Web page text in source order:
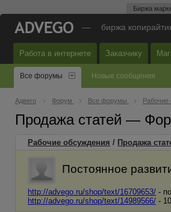
Биржа
— биржа
Работа в интернете Заказчику
Все форумы Новые сообщения
Адвего Форум Все форумы Рабочие
Продажа статей —
Рабочие обсуждения / Продажа
Постоянное
http://advego.ru/shop/text/16709653/ -
http://advego.ru/shop/text/14989566/ -